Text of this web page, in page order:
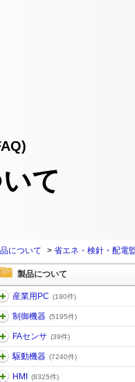
て
について > 省エネ・検針・配電
製品について
産業用PC (190件)
制御機器 (5195件)
FAセンサ (39件)
駆動機器 (7240件)
HMI (8325件)